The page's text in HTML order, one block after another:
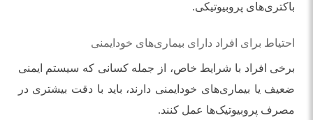
باکتری‌های پروبیوتیکی.
احتیاط برای افراد دارای بیماری‌های خودایمنی
برخی افراد با شرایط خاص، از جمله کسانی که سیستم ایمنی
ضعیف یا بیماری‌های خودایمنی دارند، باید با دقت بیشتری در
مصرف پروبیوتیک‌ها عمل کنند.